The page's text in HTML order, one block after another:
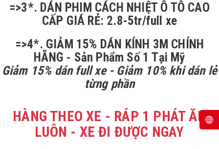
=>3*. DÁN PHIM CÁCH NHIỆT Ô TÔ CAO
CẤP GIÁ RẺ: 2.8-5tr/full xe
=>4*. GIẢM 15% DÁN KÍNH 3M CHÍNH
HÃNG - Sản Phẩm Số 1 Tại Mỹ
Giảm 15% dán full xe - Giảm 10% khi dán lẻ
từng phần
HÀNG THEO XE - RÁP 1 PHÁT ĂN
LUÔN - XE ĐI ĐƯỢC NGAY